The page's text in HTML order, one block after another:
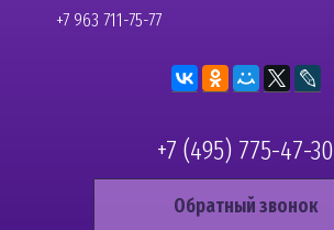
+7 963 711-75-77
+7 (495) 775-47-30
Обратный звонок